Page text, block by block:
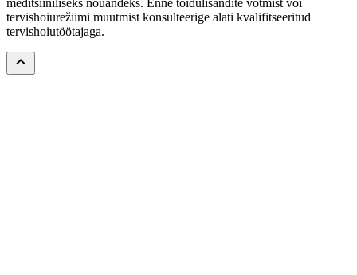
meditsiiniliseks nõuandeks. Enne toidulisandite võtmist või
tervishoiurežiimi muutmist konsulteerige alati kvalifitseeritud
tervishoiutöötajaga.